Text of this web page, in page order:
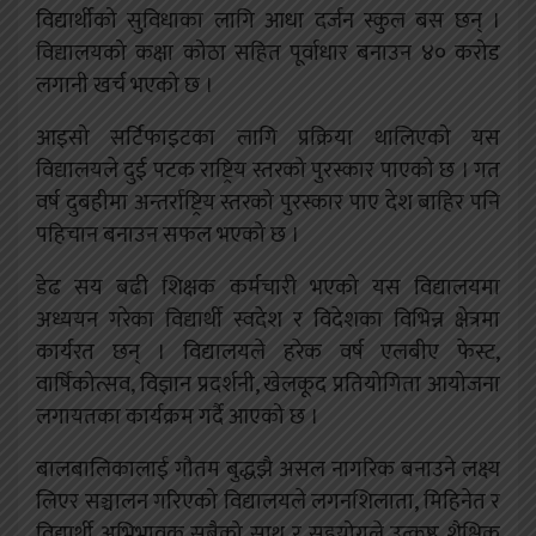
विद्यार्थीको सुविधाका लागि आधा दर्जन स्कुल बस छन् ।
विद्यालयको कक्षा कोठा सहित पूर्वाधार बनाउन ४० करोड
लगानी खर्च भएको छ ।
आइसो सर्टिफाइटका लागि प्रक्रिया थालिएको यस
विद्यालयले दुई पटक राष्ट्रिय स्तरको पुरस्कार पाएको छ । गत
वर्ष दुबहीमा अन्तर्राष्ट्रिय स्तरको पुरस्कार पाए देश बाहिर पनि
पहिचान बनाउन सफल भएको छ ।
डेढ सय बढी शिक्षक कर्मचारी भएको यस विद्यालयमा
अध्ययन गरेका विद्यार्थी स्वदेश र विदेशका विभिन्न क्षेत्रमा
कार्यरत छन् । विद्यालयले हरेक वर्ष एलबीए फेस्ट,
वार्षिकोत्सव, विज्ञान प्रदर्शनी, खेलकूद प्रतियोगिता आयोजना
लगायतका कार्यक्रम गर्दै आएको छ ।
बालबालिकालाई गौतम बुद्धझै असल नागरिक बनाउने लक्ष्य
लिएर सञ्चालन गरिएको विद्यालयले लगनशिलाता, मिहिनेत र